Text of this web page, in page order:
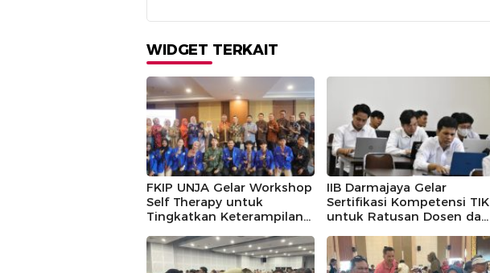
WIDGET TERKAIT
FKIP UNJA Gelar Workshop
Self Therapy untuk
Tingkatkan Keterampilan
IIB Darmajaya Gelar
Sertifikasi Kompetensi TIK
untuk Ratusan Dosen dan